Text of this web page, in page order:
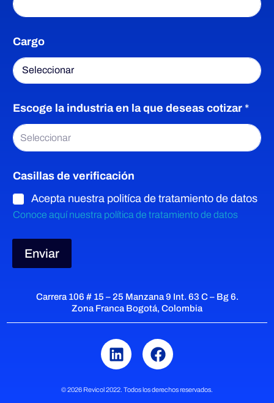
a
l
e
s
B
i
o
Cargo
Escoge la industria en la que deseas cotizar *
Seleccionar
Casillas de verificación
Acepta nuestra politíca de tratamiento de datos
Conoce aquí nuestra política de tratamiento de datos
Enviar
Carrera 106 # 15 – 25 Manzana 9 Int. 63 C – Bg 6.
Zona Franca Bogotá, Colombia
© 2026 Revicol 2022. Todos los derechos reservados.